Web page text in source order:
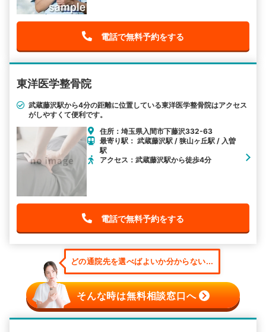
電話で無料予約をする
東洋医学整骨院
武蔵藤沢駅から4分の距離に位置している東洋医学整骨院はアクセス
がしやすくて便利です。
住所：埼玉県入間市下藤沢332-63
最寄り駅： 武蔵藤沢駅 / 狭山ヶ丘駅 / 入曽
駅
アクセス：武蔵藤沢駅から徒歩4分
電話で無料予約をする
どの通院先を選べばよいか分からない...
そんな時は無料相談窓口へ